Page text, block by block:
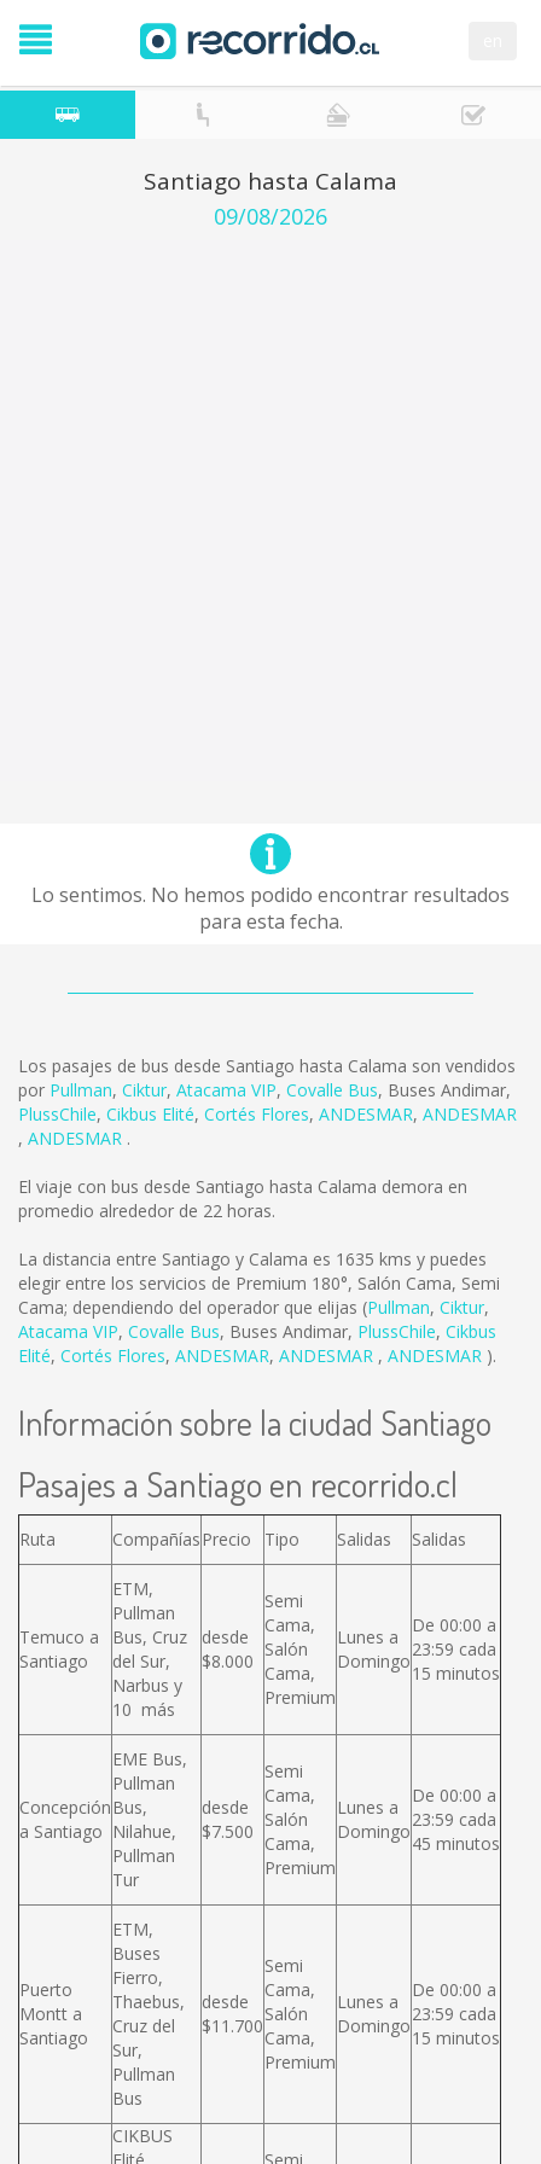
Santiago hasta Calama
09/08/2026
Lo sentimos. No hemos podido encontrar resultados
para esta fecha.
Los pasajes de bus desde Santiago hasta Calama son vendidos
por Pullman, Ciktur, Atacama VIP, Covalle Bus, Buses Andimar,
PlussChile, Cikbus Elité, Cortés Flores, ANDESMAR, ANDESMAR
, ANDESMAR .
El viaje con bus desde Santiago hasta Calama demora en
promedio alrededor de 22 horas.
La distancia entre Santiago y Calama es 1635 kms y puedes
elegir entre los servicios de Premium 180°, Salón Cama, Semi
Cama; dependiendo del operador que elijas (Pullman, Ciktur,
Atacama VIP, Covalle Bus, Buses Andimar, PlussChile, Cikbus
Elité, Cortés Flores, ANDESMAR, ANDESMAR , ANDESMAR ).
Información sobre la ciudad Santiago
Pasajes a Santiago en recorrido.cl
Ruta CompañíasPrecio Tipo Salidas Salidas
Temuco a
Santiago
ETM,
Pullman
Bus, Cruz
del Sur,
Narbus y
10 más
desde
$8.000
Semi
Cama,
Salón
Cama,
Premium
Lunes a
Domingo
De 00:00 a
23:59 cada
15 minutos
Concepción
a Santiago
EME Bus,
Pullman
Bus,
Nilahue,
Pullman
Tur
desde
$7.500
Semi
Cama,
Salón
Cama,
Premium
Lunes a
Domingo
De 00:00 a
23:59 cada
45 minutos
Puerto
Montt a
Santiago
ETM,
Buses
Fierro,
Thaebus,
Cruz del
Sur,
Pullman
Bus
desde
$11.700
Semi
Cama,
Salón
Cama,
Premium
Lunes a
Domingo
De 00:00 a
23:59 cada
15 minutos
CIKBUS